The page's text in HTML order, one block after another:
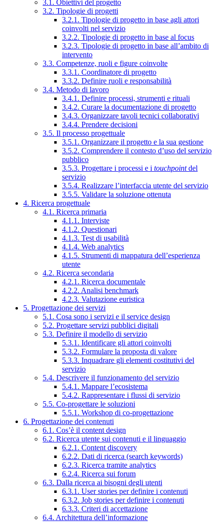
3.1. Obiettivi del progetto
3.2. Tipologie di progetti
3.2.1. Tipologie di progetto in base agli attori
coinvolti nel servizio
3.2.2. Tipologie di progetto in base al focus
3.2.3. Tipologie di progetto in base all’ambito di
intervento
3.3. Competenze, ruoli e figure coinvolte
3.3.1. Coordinatore di progetto
3.3.2. Definire ruoli e responsabilità
3.4. Metodo di lavoro
3.4.1. Definire processi, strumenti e rituali
3.4.2. Curare la documentazione di progetto
3.4.3. Organizzare tavoli tecnici collaborativi
3.4.4. Prendere decisioni
3.5. Il processo progettuale
3.5.1. Organizzare il progetto e la sua gestione
3.5.2. Comprendere il contesto d’uso del servizio
pubblico
3.5.3. Progettare i processi e i touchpointdel
servizio
3.5.4. Realizzare l’interfaccia utente del servizio
3.5.5. Validare la soluzione ottenuta
4. Ricerca progettuale
4.1. Ricerca primaria
4.1.1. Interviste
4.1.2. Questionari
4.1.3. Test di usabilità
4.1.4. Web analytics
4.1.5. Strumenti di mappatura dell’esperienza
utente
4.2. Ricerca secondaria
4.2.1. Ricerca documentale
4.2.2. Analisi benchmark
4.2.3. Valutazione euristica
5. Progettazione dei servizi
5.1. Cosa sono i servizi e il service design
5.2. Progettare servizi pubblici digitali
5.3. Definire il modello di servizio
5.3.1. Identificare gli attori coinvolti
5.3.2. Formulare la proposta di valore
5.3.3. Inquadrare gli elementi costitutivi del
servizio
5.4. Descrivere il funzionamento del servizio
5.4.1. Mappare l’ecosistema
5.4.2. Rappresentare i flussi di servizio
5.5. Co-progettare le soluzioni
5.5.1. Workshop di co-progettazione
6. Progettazione dei contenuti
6.1. Cos’è il content design
6.2. Ricerca utente sui contenuti e il linguaggio
6.2.1. Content discovery
6.2.2. Dati di ricerca (search keywords)
6.2.3. Ricerca tramite analytics
6.2.4. Ricerca sui forum
6.3. Dalla ricerca ai bisogni degli utenti
6.3.1. User stories per definire i contenuti
6.3.2. Job stories per definire i contenuti
6.3.3. Criteri di accettazione
6.4. Architettura dell’informazione